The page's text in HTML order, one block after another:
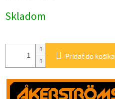
cena:
Skladom
Pridať do košíka